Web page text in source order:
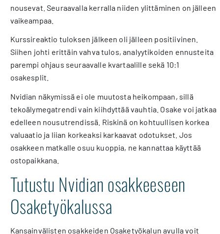
nousevat. Seuraavalla kerralla niiden ylittäminen on jälleen
vaikeampaa.
Kurssireaktio tuloksen jälkeen oli jälleen positiivinen.
Siihen johti erittäin vahva tulos, analyytikoiden ennusteita
parempi ohjaus seuraavalle kvartaalille sekä 10:1
osakesplit.
Nvidian näkymissä ei ole muutosta heikompaan, sillä
tekoälymegatrendi vain kiihdyttää vauhtia. Osake voi jatkaa
edelleen nousutrendissä. Riskinä on kohtuullisen korkea
valuaatio ja liian korkeaksi karkaavat odotukset. Jos
osakkeen matkalle osuu kuoppia, ne kannattaa käyttää
ostopaikkana.
Tutustu Nvidian osakkeeseen
Osaketyökalussa
Kansainvälisten osakkeiden Osaketyökalun avulla voit